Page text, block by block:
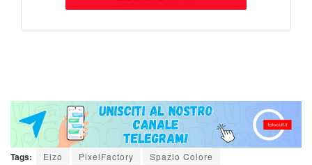
Tags: Eizo PixelFactory Spazio Colore